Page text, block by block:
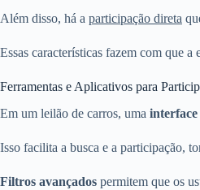
Além disso, há a participação direta
Essas características fazem com que
Ferramentas e Aplicativos para
Em um leilão de carros, uma
Isso facilita a busca e a participação,
Filtros avançados permitem que os